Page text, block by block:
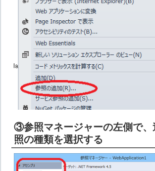
③参照マネージャーの左側で、
照の種類を選択する